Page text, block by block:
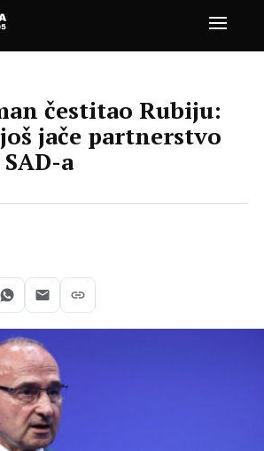
čestitao Rubiju:
jače partnerstvo
a